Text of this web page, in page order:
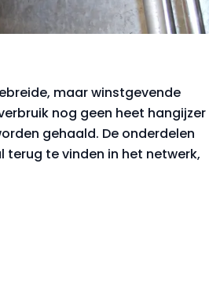
maar winstgevende
nog geen heet hangijzer
gehaald. De onderdelen
terug te vinden in het netwerk,